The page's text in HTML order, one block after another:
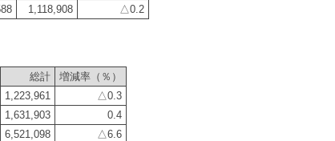
1,118,908 △0.2
総計
増減率（％）
1,223,961
△0.3
1,631,903
0.4
6,521,098
△6.6